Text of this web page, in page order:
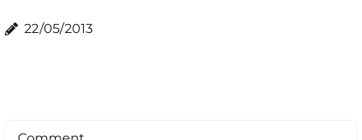
22/05/2013
Comment